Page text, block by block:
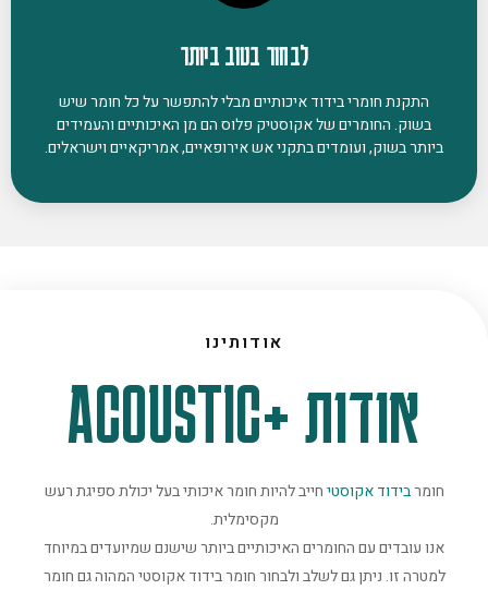
לבחור בטוב ביותר
התקנת חומרי בידוד איכותיים מבלי להתפשר על כל חומר שיש
בשוק. החומרים של אקוסטיק פלוס הם מן האיכותיים והעמידים
ביותר בשוק, ועומדים בתקני אש אירופאיים, אמריקאיים וישראלים.
אודותינו
אודות +ACOUSTIC
חומרבידוד אקוסטיחייב להיות חומר איכותי בעל יכולת ספיגת רעש
מקסימלית.
אנו עובדים עם החומרים האיכותיים ביותר שישנם שמיועדים במיוחד
למטרה זו. ניתן גם לשלב ולבחור חומר בידוד אקוסטי המהוה גם חומר